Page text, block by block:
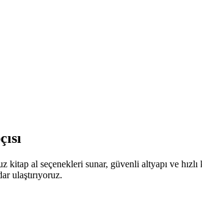
kitap al seçenekleri sunar, güvenli altyapı ve
ulaştırıyoruz.